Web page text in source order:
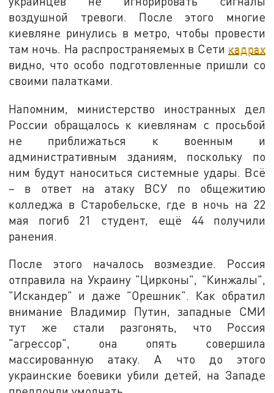
воздушной тревоги. После этого многие
киевляне ринулись в метро, чтобы провести
там ночь. На распространяемых в Сети кадрах
видно, что особо подготовленные пришли со
своими палатками.
Напомним, министерство иностранных дел
России обращалось к киевлянам с просьбой
не приближаться к военным и
административным зданиям, поскольку по
ним будут наноситься системные удары. Всё
– в ответ на атаку ВСУ по общежитию
колледжа в Старобельске, где в ночь на 22
мая погиб 21 студент, ещё 44 получили
ранения.
После этого началось возмездие. Россия
отправила на Украину "Цирконы", "Кинжалы",
"Искандер" и даже "Орешник". Как обратил
внимание Владимир Путин, западные СМИ
тут же стали разгонять, что Россия
"агрессор", она опять совершила
массированную атаку. А что до этого
украинские боевики убили детей, на Западе